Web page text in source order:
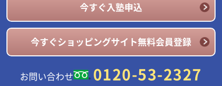
今すぐ入塾申込
今すぐショッピングサイト無料会員登録
お問い合わせ 0120-53-2327